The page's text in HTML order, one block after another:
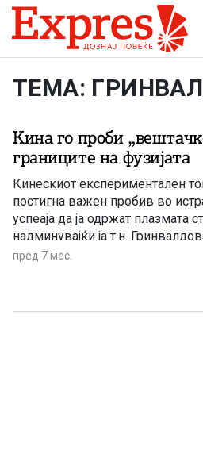
Skip to content
ТЕМА:
Кина го проби
границите на фузијата
Кинескиот експериментален
постигна важен пробив во
успеаја да ја одржат плазмата
надминувајќи ја т.н.
комерцијална фузија.
пред 7 мес.